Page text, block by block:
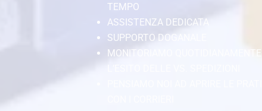
TEMPO
ASSISTENZA DEDICATA
SUPPORTO DOGANALE
MONITORIAMO QUOTIDIANAMENTE